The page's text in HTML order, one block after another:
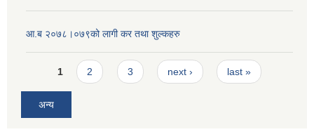
आ.ब २०७८।०७९को लागी कर तथा शुल्कहरु
Pages
1 2 3 next › last »
अन्य